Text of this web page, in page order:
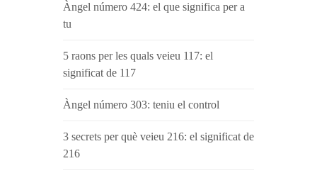
Àngel número 424: el que significa per a
tu
5 raons per les quals veieu 117: el
significat de 117
Àngel número 303: teniu el control
3 secrets per què veieu 216: el significat de
216